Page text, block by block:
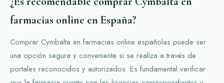
farmacias online en España?
Comprar Cymbalta en farmacias online españolas puede ser
una opción segura y conveniente si se realiza a través de
portales reconocidos y autorizados. Es fundamental verificar